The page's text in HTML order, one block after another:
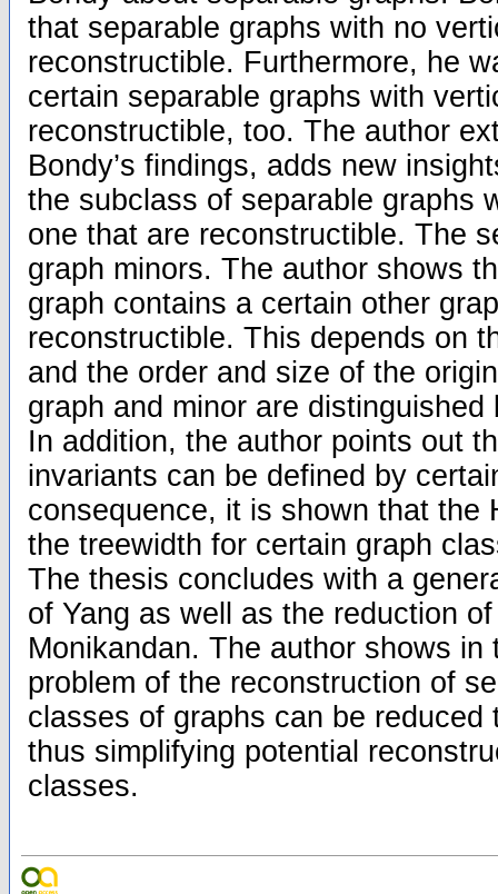
that separable graphs with no
reconstructible. Furthermore, he
certain separable graphs with
reconstructible, too. The author
Bondy’s findings, adds new
the subclass of separable graphs
one that are reconstructible. The
graph minors. The author shows
graph contains a certain other
reconstructible. This depends on
and the order and size of the
graph and minor are
In addition, the author points out
invariants can be defined by
consequence, it is shown that the
the treewidth for certain graph
The thesis concludes with a
of Yang as well as the reduction
Monikandan. The author shows in
problem of the reconstruction of
classes of graphs can be reduced
thus simplifying potential
classes.